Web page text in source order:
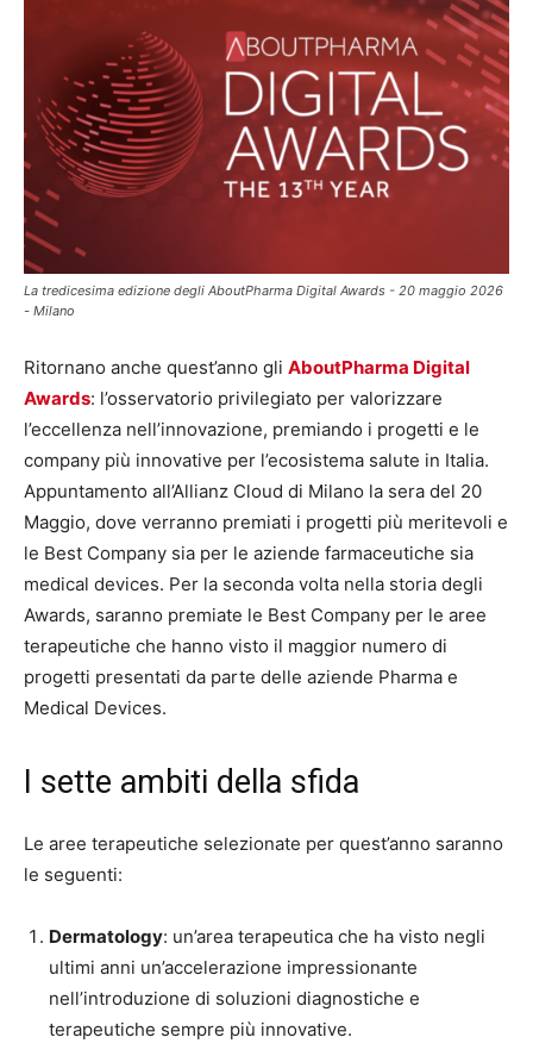
La tredicesima edizione degli AboutPharma Digital Awards - 20 maggio 2026
- Milano
Ritornano anche quest’anno gli AboutPharma Digital
Awards: l’osservatorio privilegiato per valorizzare
l’eccellenza nell’innovazione, premiando i progetti e le
company più innovative per l’ecosistema salute in Italia.
Appuntamento all’Allianz Cloud di Milano la sera del 20
Maggio, dove verranno premiati i progetti più meritevoli e
le Best Company sia per le aziende farmaceutiche sia
medical devices. Per la seconda volta nella storia degli
Awards, saranno premiate le Best Company per le aree
terapeutiche che hanno visto il maggior numero di
progetti presentati da parte delle aziende Pharma e
Medical Devices.
I sette ambiti della sfida
Le aree terapeutiche selezionate per quest’anno saranno
le seguenti:
Dermatology: un’area terapeutica che ha visto negli
ultimi anni un’accelerazione impressionante
nell’introduzione di soluzioni diagnostiche e
terapeutiche sempre più innovative.